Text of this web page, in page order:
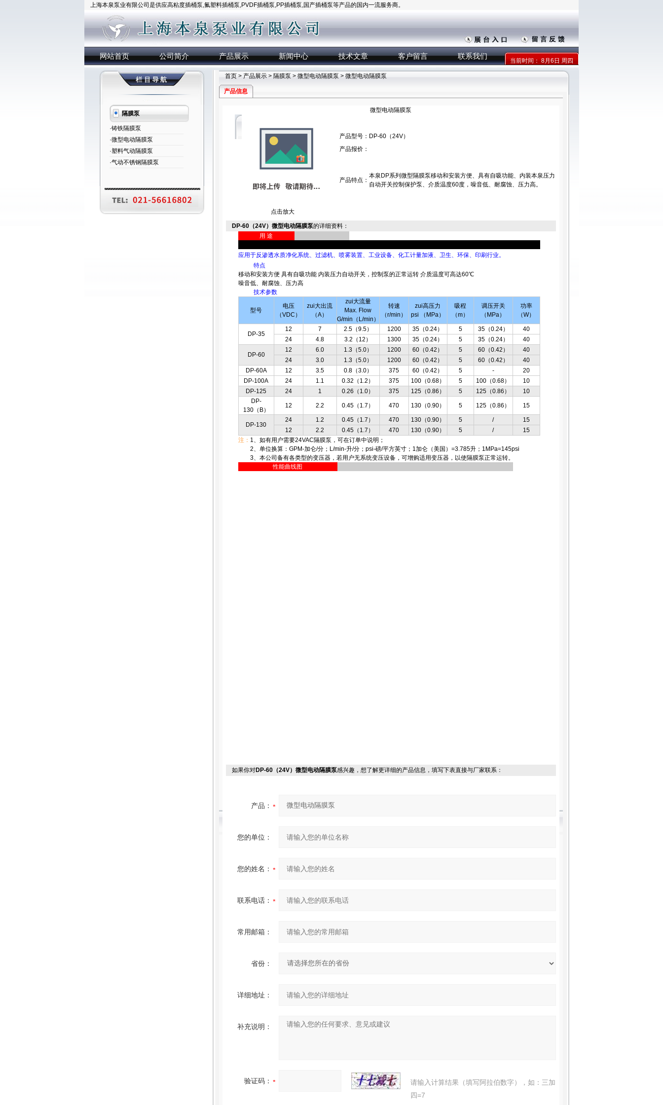
上海本泉泵业有限公司是供应高粘度插桶泵,氟塑料插桶泵,PVDF插桶泵,PP插桶泵,国产插桶泵等产品的国内一流服务商。
网站首页 公司简介 产品展示 新闻中心 技术文章 客户留言 联系我们
当前时间：8月6日 周四
隔膜泵
·铸铁隔膜泵
·微型电动隔膜泵
·塑料气动隔膜泵
·气动不锈钢隔膜泵
首页> 产品展示> 隔膜泵 > 微型电动隔膜泵 > 微型电动隔膜泵
产品信息
微型电动隔膜泵
点击放大
产品型号： DP-60（24V）
产品报价：
产品特点：
本泉DP系列微型隔膜泵移动和安装方便、具有自吸功能、内装本泉压力
自动开关控制保护泵、介质温度60度，噪音低、耐腐蚀、压力高。
DP-60（24V）微型电动隔膜泵的详细资料：
用 途
应用于反渗透水质净化系统、过滤机、喷雾装置、工业设备、化工计量加液、卫生、环保、印刷行业。
特点
移动和安装方便 具有自吸功能 内装压力自动开关，控制泵的正常运转 介质温度可高达60℃
噪音低、耐腐蚀、压力高
技术参数
型号
电压
（VDC）
zui大出流
（A）
zui大流量
Max. Flow
G/min（L/min）
转速
（r/min）
zui高压力
psi （MPa）
吸程
（m）
调压开关
（MPa）
功率
（W）
DP-35
12 7 2.5（9.5） 1200 35（0.24） 5 35（0.24）
40
24
4.8 3.2（12） 1300 35（0.24） 5 35（0.24） 40
DP-60
12 6.0 1.3（5.0） 1200 60（0.42） 5 60（0.42）
40
24
3.0 1.3（5.0） 1200 60（0.42） 5 60（0.42）
40
DP-60A
12 3.5 0.8（3.0） 375 60（0.42） 5 -
20
DP-100A
24 1.1 0.32（1.2） 375 100（0.68） 5 100（0.68）
10
DP-125
24 1 0.26（1.0） 375 125（0.86） 5 125（0.86）
10
DP-
130（B）
12 2.2 0.45（1.7） 470 130（0.90） 5 125（0.86） 15
DP-130
24 1.2 0.45（1.7） 470 130（0.90） 5 /
15
12
2.2 0.45（1.7） 470 130（0.90） 5 /
15
注： 1、如有用户需要24VAC隔膜泵，可在订单中说明；
2、单位换算：GPM-加仑/分；L/min-升/分；psi-磅/平方英寸；1加仑（美国）=3.785升；1MPa=145psi
3、本公司备有各类型的变压器，若用户无系统变压设备，可增购适用变压器，以使隔膜泵正常运转。
性能曲线图
如果你对DP-60（24V）微型电动隔膜泵感兴趣，想了解更详细的产品信息，填写下表直接与厂家联系：
产品：
您的单位：
您的姓名：
联系电话：
常用邮箱：
省份：
详细地址：
补充说明：
验证码：
请输入计算结果（填写阿拉伯数字），如：三加
四=7